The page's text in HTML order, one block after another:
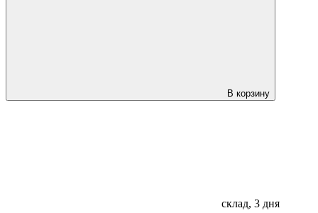
В корзину
склад, 3 дня